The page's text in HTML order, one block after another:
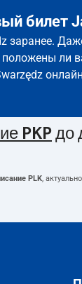
билет
заранее.
положены ли
PKP до
PLK,